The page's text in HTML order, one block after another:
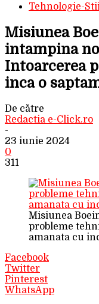
Tehnologie-
Misiunea
intampina
Intoarcerea
inca o
De către
Redactia e-Click.ro
-
23 iunie 2024
0
311
Misiunea
probleme
amanata cu
Facebook
Twitter
Pinterest
WhatsApp